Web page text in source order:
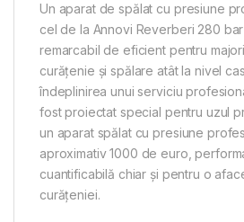
Un aparat de spălat cu presiune
cel de la Annovi Reverberi 280
remarcabil de eficient pentru
curățenie și spălare atât la nivel
îndeplinirea unui serviciu
fost proiectat special pentru uzul
un aparat spălat cu presiune
aproximativ 1000 de euro,
cuantificabilă chiar și pentru o
curățeniei.